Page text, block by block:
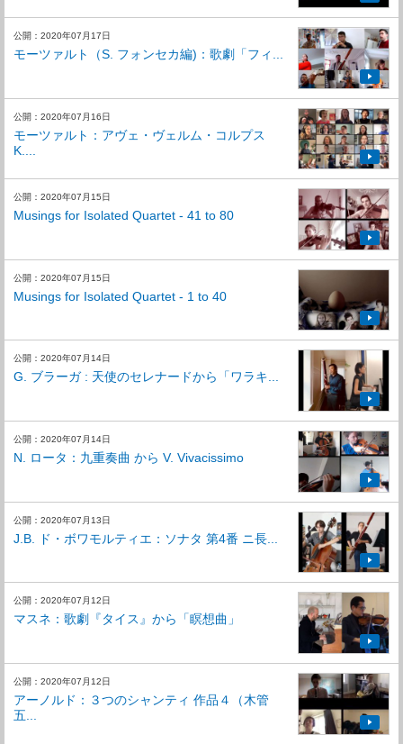
公開：2020年07月17日
モーツァルト（S. フォンセカ編)：歌劇「フィ...
公開：2020年07月16日
モーツァルト：アヴェ・ヴェルム・コルプス
K....
公開：2020年07月15日
Musings for Isolated Quartet - 41 to 80
公開：2020年07月15日
Musings for Isolated Quartet - 1 to 40
公開：2020年07月14日
G. ブラーガ : 天使のセレナードから「ワラキ...
公開：2020年07月14日
N. ロータ：九重奏曲 から V. Vivacissimo
公開：2020年07月13日
J.B. ド・ボワモルティエ：ソナタ 第4番 ニ長...
公開：2020年07月12日
マスネ：歌劇『タイス』から「瞑想曲」
公開：2020年07月12日
アーノルド：３つのシャンティ 作品４（木管
五...